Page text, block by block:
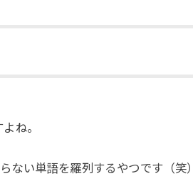
ね。
い単語を羅列するやつです（笑）